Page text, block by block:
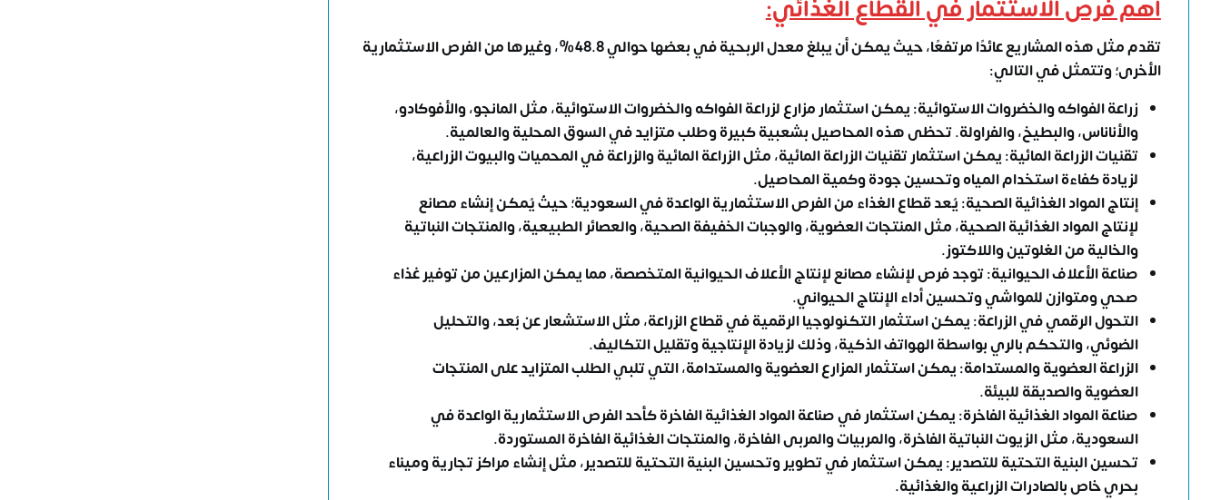
أهم فرص الاستثمار في القطاع الغذائي:
تقدم مثل هذه المشاريع عائدًا مرتفعًا، حيث يمكن أن يبلغ معدل الربحية في بعضها حوالي 48.8%، وغيرها من الفرص الاستثمارية
الأخرى؛ وتتمثل في التالي:
زراعة الفواكه والخضروات الاستوائية: يمكن استثمار مزارع لزراعة الفواكه والخضروات الاستوائية، مثل المانجو، والأفوكادو،
والأناناس، والبطيخ، والفراولة. تحظى هذه المحاصيل بشعبية كبيرة وطلب متزايد في السوق المحلية والعالمية.
تقنيات الزراعة المائية: يمكن استثمار تقنيات الزراعة المائية، مثل الزراعة المائية والزراعة في المحميات والبيوت الزراعية،
لزيادة كفاءة استخدام المياه وتحسين جودة وكمية المحاصيل.
إنتاج المواد الغذائية الصحية: يُعد قطاع الغذاء منالفرص الاستثمارية الواعدة في السعودية؛ حيثُ يُمكن إنشاء مصانع
لإنتاج المواد الغذائية الصحية، مثل المنتجات العضوية، والوجبات الخفيفة الصحية، والعصائر الطبيعية، والمنتجات النباتية
والخالية من الغلوتين واللاكتوز.
صناعة الأعلاف الحيوانية: توجد فرص لإنشاء مصانع لإنتاج الأعلاف الحيوانية المتخصصة، مما يمكن المزارعين من توفير غذاء
صحي ومتوازن للمواشي وتحسين أداء الإنتاج الحيواني.
التحول الرقمي في الزراعة: يمكن استثمار التكنولوجيا الرقمية في قطاع الزراعة، مثل الاستشعار عن بُعد، والتحليل
الضوئي، والتحكم بالري بواسطة الهواتف الذكية، وذلك لزيادة الإنتاجية وتقليل التكاليف.
الزراعة العضوية والمستدامة: يمكن استثمار المزارع العضوية والمستدامة، التي تلبي الطلب المتزايد على المنتجات
العضوية والصديقة للبيئة.
صناعة المواد الغذائية الفاخرة: يمكن استثمار في صناعة المواد الغذائية الفاخرة كأحدالفرص الاستثمارية الواعدة في
السعودية، مثل الزيوت النباتية الفاخرة، والمربيات والمربى الفاخرة، والمنتجات الغذائية الفاخرة المستوردة.
تحسين البنية التحتية للتصدير: يمكن استثمار في تطوير وتحسين البنية التحتية للتصدير، مثل إنشاء مراكز تجارية وميناء
بحري خاص بالصادرات الزراعية والغذائية.